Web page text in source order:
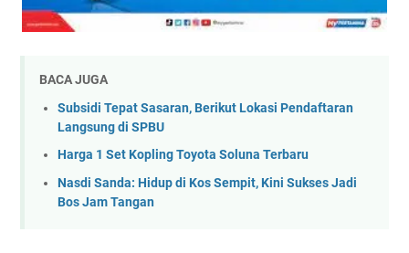
BACA JUGA
Subsidi Tepat Sasaran, Berikut Lokasi Pendaftaran
Langsung di SPBU
Harga 1 Set Kopling Toyota Soluna Terbaru
Nasdi Sanda: Hidup di Kos Sempit, Kini Sukses Jadi
Bos Jam Tangan